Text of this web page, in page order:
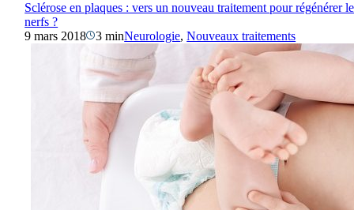
Sclérose en plaques : vers un nouveau traitement pour régénérer
nerfs ?
9 mars 2018
3 minNeurologie,Nouveaux traitements